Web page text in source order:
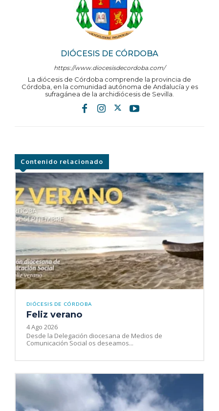
DIÓCESIS DE CÓRDOBA
https://www.diocesisdecordoba.com/
La diócesis de Córdoba comprende la provincia de
Córdoba, en la comunidad autónoma de Andalucía y es
sufragánea de la archidiócesis de Sevilla.
Contenido relacionado
DIÓCESIS DE CÓRDOBA
Feliz verano
4 Ago 2026
Desde la Delegación diocesana de Medios de
Comunicación Social os deseamos...